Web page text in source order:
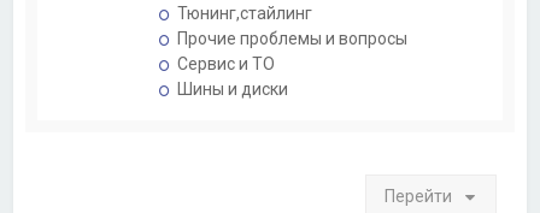
Тюнинг,стайлинг
Прочие проблемы и вопросы
Сервис и ТО
Шины и диски
Перейти